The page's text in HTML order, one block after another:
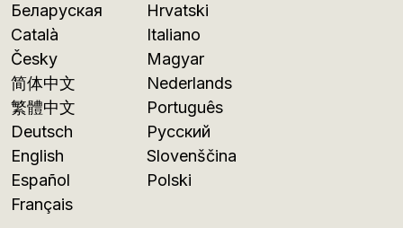
Беларуская
Català
Česky
简体中文
繁體中文
Deutsch
English
Español
Français
Hrvatski
Italiano
Magyar
Nederlands
Português
Русский
Slovenščina
Polski